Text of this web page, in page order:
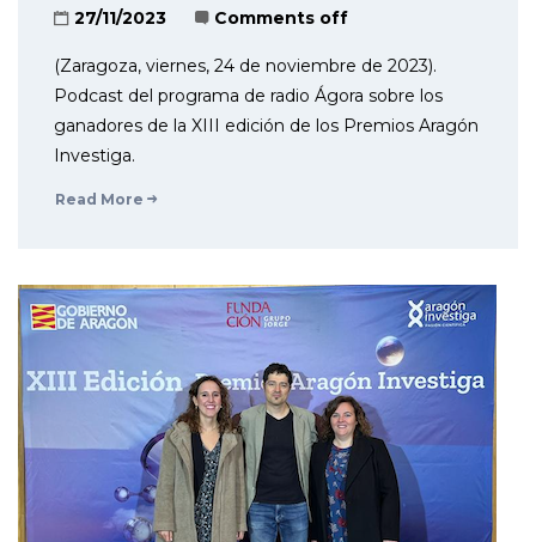
27/11/2023 Comments off
(Zaragoza, viernes, 24 de noviembre de 2023).
Podcast del programa de radio Ágora sobre los
ganadores de la XIII edición de los Premios Aragón
Investiga.
Read More